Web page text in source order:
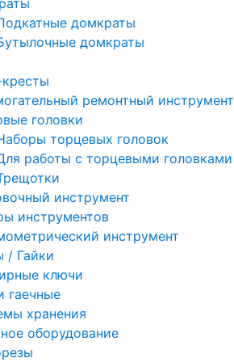
домкраты
домкраты
ремонтный инструмент
головки
торцевых головок
работы с торцевыми головками
инструмент
инструментов
инструмент
/ Гайки
ключи
гаечные
хранения
оборудование